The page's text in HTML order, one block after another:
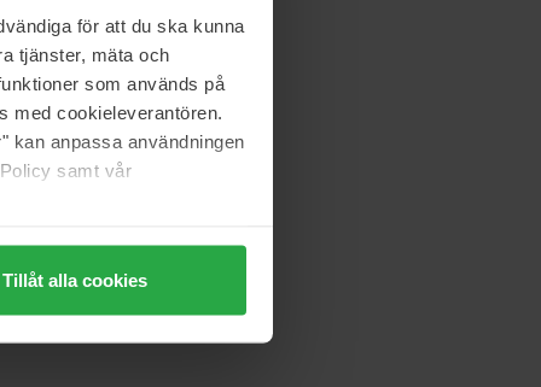
för att du ska kunna
tjänster, mäta och
som används på
med cookieleverantören.
kan anpassa användningen
samt vår
Tillåt alla cookies